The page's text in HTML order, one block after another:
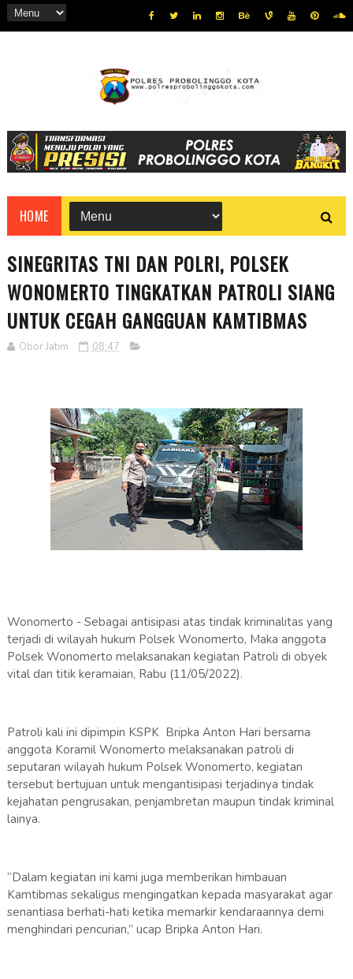
HOME
SINEGRITAS TNI DAN POLRI, POLSEK
WONOMERTO TINGKATKAN PATROLI SIANG
UNTUK CEGAH GANGGUAN KAMTIBMAS
Obor Jatim 08:47
Wonomerto - Sebagai antisipasi atas tindak kriminalitas yang
terjadi di wilayah hukum Polsek Wonomerto, Maka anggota
Polsek Wonomerto melaksanakan kegiatan Patroli di obyek
vital dan titik keramaian, Rabu (11/05/2022).
Patroli kali ini dipimpin KSPK Bripka Anton Hari bersama
anggota Koramil Wonomerto melaksanakan patroli di
seputaran wilayah hukum Polsek Wonomerto, kegiatan
tersebut bertujuan untuk mengantisipasi terjadinya tindak
kejahatan pengrusakan, penjambretan maupun tindak kriminal
lainya.
“Dalam kegiatan ini kami juga memberikan himbauan
Kamtibmas sekaligus mengingatkan kepada masyarakat agar
senantiasa berhati-hati ketika memarkir kendaraannya demi
menghindari pencurian,” ucap Bripka Anton Hari.